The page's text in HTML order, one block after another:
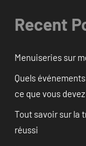
Recent
Menuiseries sur
Quels
ce que vous
Tout savoir sur la
réussi